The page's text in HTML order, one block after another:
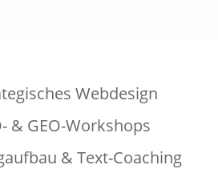
Webdesign
& GEO-Workshops
& Text-Coaching